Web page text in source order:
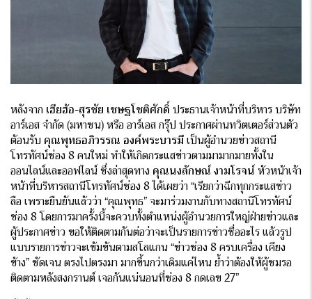
หลังจาก เฮียฮ้อ-สุรชัย เชษฐโชติศักดิ์ ประธานเจ้าหน้าที่บริหาร บริษัท
อาร์เอส จำกัด (มหาชน) หรือ อาร์เอส กรุ๊ป ประกาศผ่านทวิตเตอร์ส่วนตัว
ต้อนรับ คุณพุทธอภิวรรณ องค์พระบารมี เป็นผู้อำนวยข่าวสถานี
โทรทัศน์ช่อง 8 คนใหม่ ทำให้เกิดกระแสข่าวตามมามากมายทั้งใน
ออนไลน์และออฟไลน์ ซึ่งล่าสุดทาง คุณนงลักษณ์ งามโรจน์ หัวหน้าเจ้า
หน้าที่บริหารสถานีโทรทัศน์ช่อง 8 ได้เผยว่า “เรียกว่าฉีกทุกกระแสข่าว
ลือ เพราะยืนยันแล้วว่า “คุณพุทธ” จะมาร่วมงานกับทางสถานีโทรทัศน์
ช่อง 8 โดยการมาครั้งนี้จะควบทั้งตำแหน่งผู้อำนวยการใหญ่ฝ่ายข่าวและ
ผู้ประกาศข่าว ขอให้ติดตามกันต่อว่าจะเป็นรายการข่าวชื่ออะไร แล้วรูป
แบบรายการข่าวจะเข้มข้นตามสโลแกน “ข่าวช่อง 8 ครบเครื่อง เคียง
ข้าง” ชัดเจน ตรงไปตรงมา มากขึ้นกว่าเดิมแค่ไหน ย้ำว่าต้องให้ผู้ชมรอ
ติดตามหลังสงกรานต์ เจอกันแน่นอนที่ช่อง 8 กดเลข 27”